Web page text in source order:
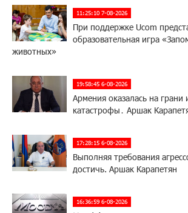
11:25:10 7-08-2026
При поддержке Ucom
образовательная игра
животных»
19:58:45 6-08-2026
Армения оказалась на грани
катастрофы․ Аршак
17:28:15 6-08-2026
Выполняя требования
достичь. Аршак Карапетян
16:36:59 6-08-2026